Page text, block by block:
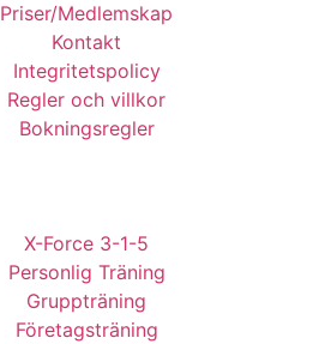
Priser/Medlemskap
Kontakt
Integritetspolicy
Regler och villkor
Bokningsregler
X-Force 3-1-5
Personlig Träning
Gruppträning
Företagsträning